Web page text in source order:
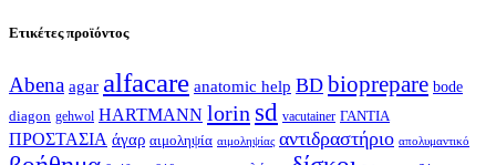
Ετικέτες προϊόντος
Abena agar alfacare anatomic help BD bioprepare bode
diagon gehwol HARTMANN lorin sd vacutainer ΓΑΝΤΙΑ
ΠΡΟΣΤΑΣΙΑ άγαρ αιμοληψία αιμοληψίας αντιδραστήριο απολυμαντικό